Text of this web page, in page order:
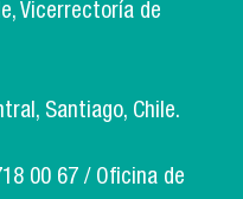
Vicerrectoría de
Santiago, Chile.
00 67 / Oficina de